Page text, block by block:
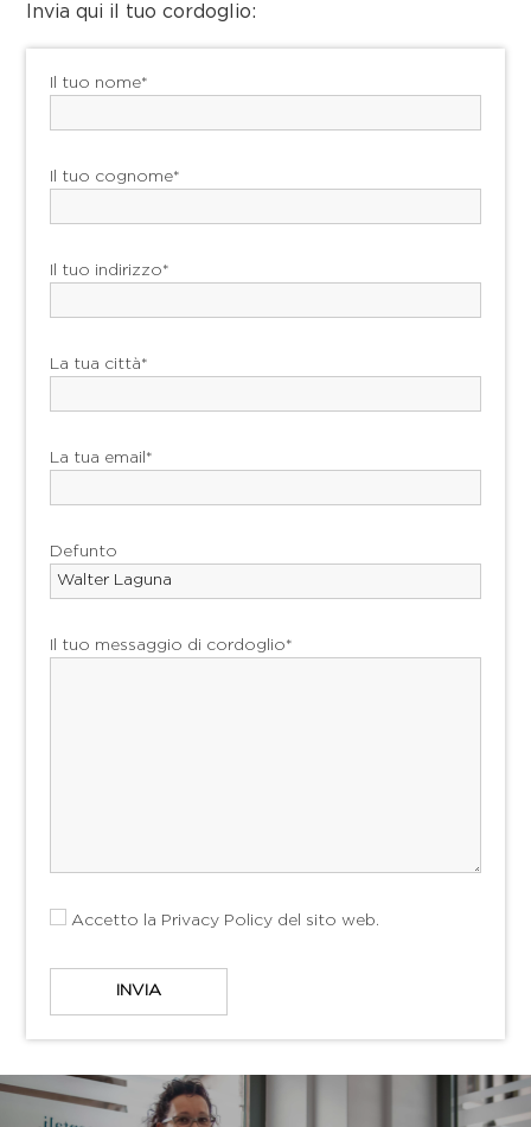
Invia qui il tuo cordoglio:
Il tuo nome*
Il tuo cognome*
Il tuo indirizzo*
La tua città*
La tua email*
Defunto
Il tuo messaggio di cordoglio*
Accetto la Privacy Policy del sito web.